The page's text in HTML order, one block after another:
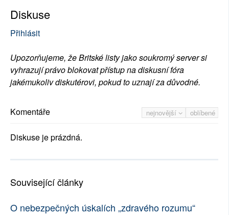
Diskuse
Přihlásit
Upozorňujeme, že Britské listy jako soukromý server si
vyhrazují právo blokovat přístup na diskusní fóra
jakémukoliv diskutérovi, pokud to uznají za důvodné.
nejnovější oblíbené
Komentáře
Diskuse je prázdná.
Související články
O nebezpečných úskalích „zdravého rozumu“